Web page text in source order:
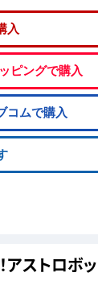
入
ピングで購入
コムで購入
ストロボッ